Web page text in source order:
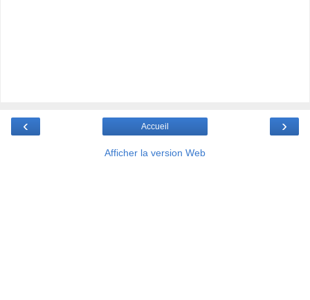
‹ ›
Accueil
Afficher la version Web